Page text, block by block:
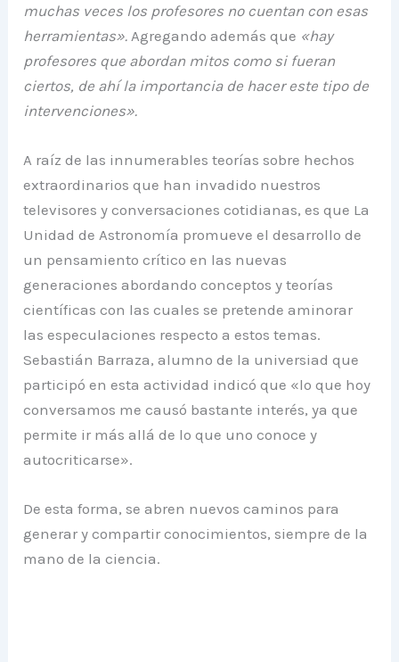
muchas veces los profesores no cuentan con esas
herramientas». Agregando además que «hay
profesores que abordan mitos como si fueran
ciertos, de ahí la importancia de hacer este tipo de
intervenciones».
A raíz de las innumerables teorías sobre hechos
extraordinarios que han invadido nuestros
televisores y conversaciones cotidianas, es que La
Unidad de Astronomía promueve el desarrollo de
un pensamiento crítico en las nuevas
generaciones abordando conceptos y teorías
científicas con las cuales se pretende aminorar
las especulaciones respecto a estos temas.
Sebastián Barraza, alumno de la universiad que
participó en esta actividad indicó que «lo que hoy
conversamos me causó bastante interés, ya que
permite ir más allá de lo que uno conoce y
autocriticarse».
De esta forma, se abren nuevos caminos para
generar y compartir conocimientos, siempre de la
mano de la ciencia.